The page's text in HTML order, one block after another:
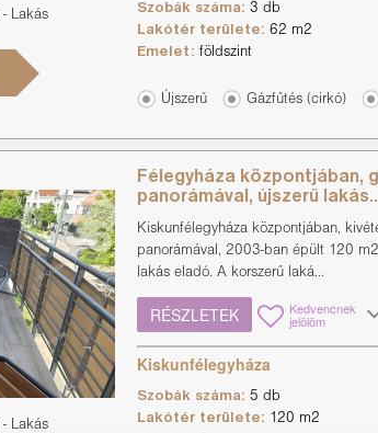
- Lakás
Szobák száma:3 db
Lakótér területe:62 m2
Emelet:földszint
Újszerű Gázfűtés (cirkó)
- Lakás
Félegyháza központjában,
panorámával, újszerű
Kiskunfélegyháza központjában,
panorámával, 2003-ban épült 120
lakás eladó. A korszerű laká...
RÉSZLETEK Kedvencnek
jelölöm
Kiskunfélegyháza
Szobák száma:5 db
Lakótér területe: 120 m2